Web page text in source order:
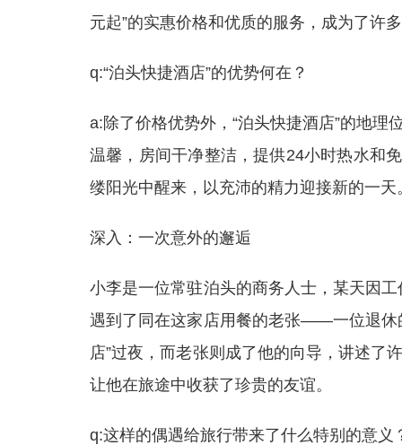
元起”的实惠价格和优质的服务，成为了许
q:“泊头快捷酒店”的优势何在？
a:除了价格优势外，“泊头快捷酒店”的地
温馨，房间干净整洁，提供24小时热水和
缕阳光中醒来，以充沛的精力迎接新的一天
深入：一次意外的邂逅
小李是一位常驻泊头的商务人士，某天因
遇到了同在这家店用餐的老张——一位退休
店”过夜，而老张则成了他的向导，讲述了
让他在旅途中收获了珍贵的友谊。
q:这样的偶遇给旅行带来了什么特别的意义